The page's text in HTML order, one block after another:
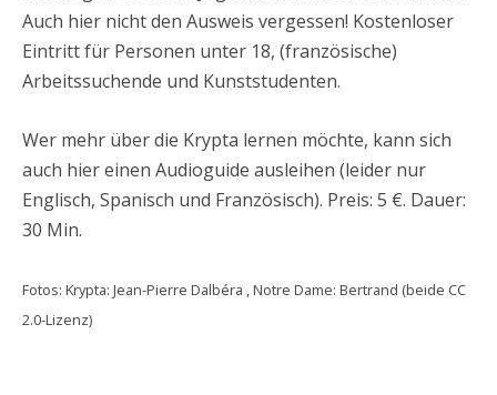
Auch hier nicht den Ausweis vergessen! Kostenloser
Eintritt für Personen unter 18, (französische)
Arbeitssuchende und Kunststudenten.
Wer mehr über die Krypta lernen möchte, kann sich
auch hier einen Audioguide ausleihen (leider nur
Englisch, Spanisch und Französisch). Preis: 5 €. Dauer:
30 Min.
Fotos: Krypta: Jean-Pierre Dalbéra , Notre Dame: Bertrand (beide CC
2.0-Lizenz)